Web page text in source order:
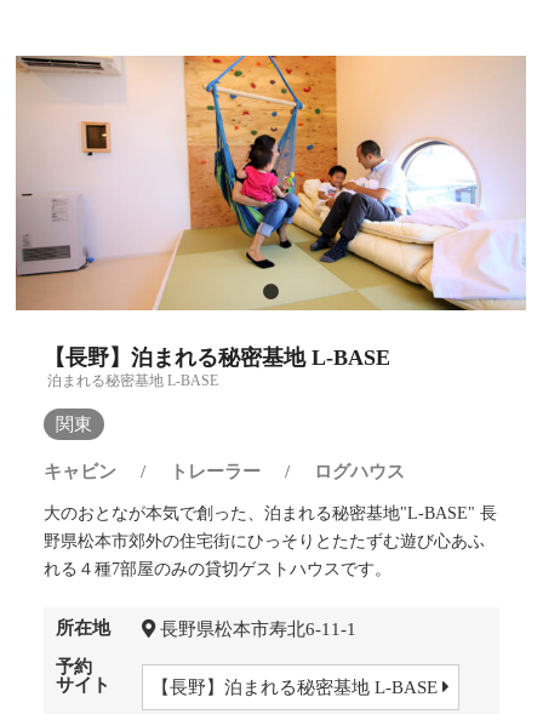
【長野】泊まれる秘密基地 L-BASE
泊まれる秘密基地 L-BASE
関東
キャビン / トレーラー / ログハウス
大のおとなが本気で創った、泊まれる秘密基地"L-BASE" 長
野県松本市郊外の住宅街にひっそりとたたずむ遊び心あふ
れる４種7部屋のみの貸切ゲストハウスです。
所在地
長野県松本市寿北6-11-1
予約
サイト
【長野】泊まれる秘密基地 L-BASE